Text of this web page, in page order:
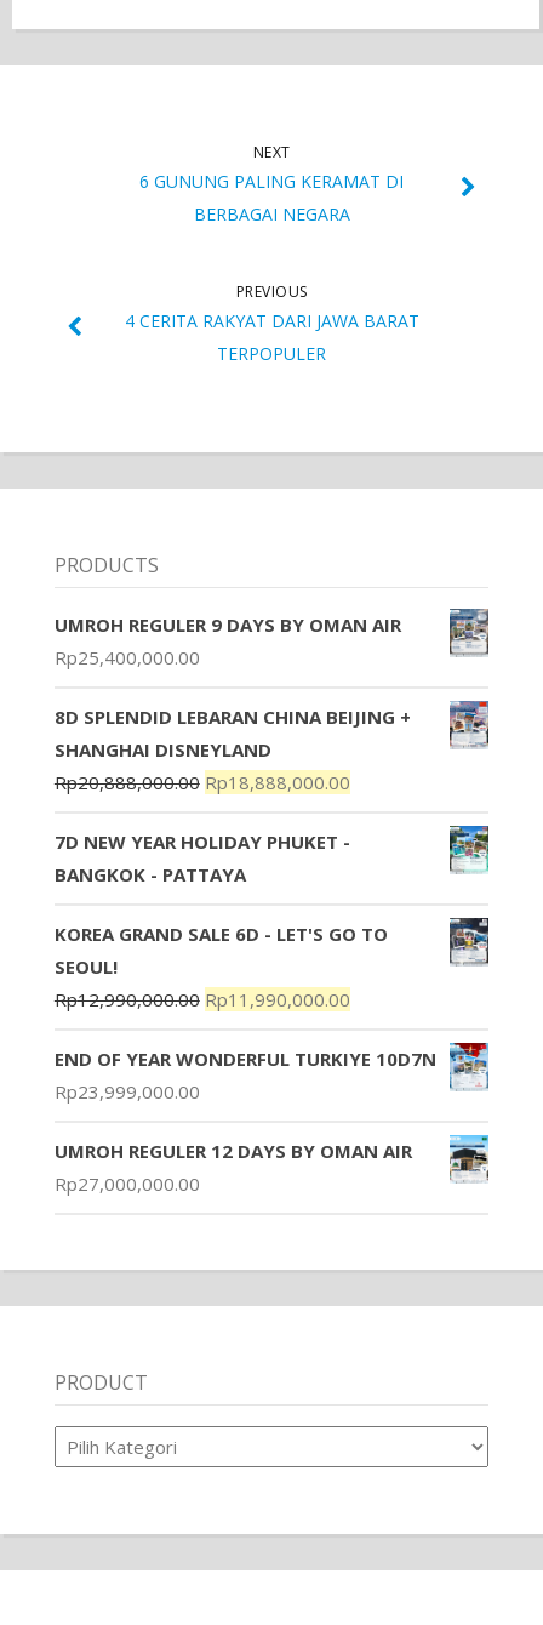
NEXT
6 GUNUNG PALING KERAMAT DI
BERBAGAI NEGARA
PREVIOUS
4 CERITA RAKYAT DARI JAWA BARAT
TERPOPULER
PRODUCTS
UMROH REGULER 9 DAYS BY OMAN AIR
Rp25,400,000.00
8D SPLENDID LEBARAN CHINA BEIJING +
SHANGHAI DISNEYLAND
Rp20,888,000.00 Rp18,888,000.00
7D NEW YEAR HOLIDAY PHUKET -
BANGKOK - PATTAYA
KOREA GRAND SALE 6D - LET'S GO TO
SEOUL!
Rp12,990,000.00 Rp11,990,000.00
END OF YEAR WONDERFUL TURKIYE 10D7N
Rp23,999,000.00
UMROH REGULER 12 DAYS BY OMAN AIR
Rp27,000,000.00
PRODUCT
Product